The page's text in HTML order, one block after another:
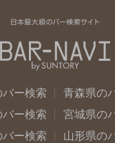
ー検索
青森県の
ー検索
宮城県の
ー検索
山形県の